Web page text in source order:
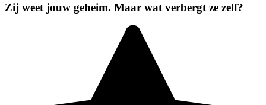
Zij weet jouw geheim. Maar wat verbergt ze zelf?